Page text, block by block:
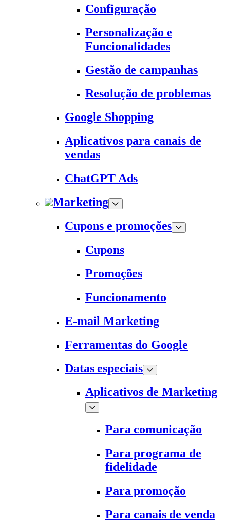
Configuração
Personalização e
Funcionalidades
Gestão de campanhas
Resolução de problemas
Google Shopping
Aplicativos para canais de
vendas
ChatGPT Ads
Marketing
Cupons e promoções
Cupons
Promoções
Funcionamento
E-mail Marketing
Ferramentas do Google
Datas especiais
Aplicativos de Marketing
Para comunicação
Para programa de
fidelidade
Para promoção
Para canais de venda